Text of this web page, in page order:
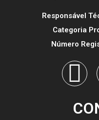
Responsável
Categoria
Número